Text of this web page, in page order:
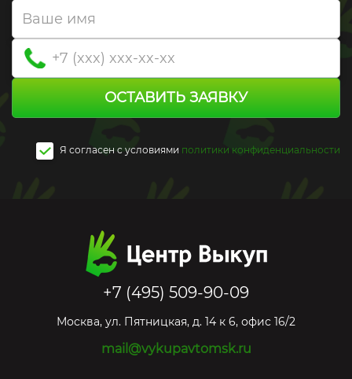
ОСТАВИТЬ ЗАЯВКУ
Я согласен c условиями политики конфиденциальности
+7 (495) 509-90-09
Москва, ул. Пятницкая, д. 14 к 6, офис 16/2
mail@vykupavtomsk.ru